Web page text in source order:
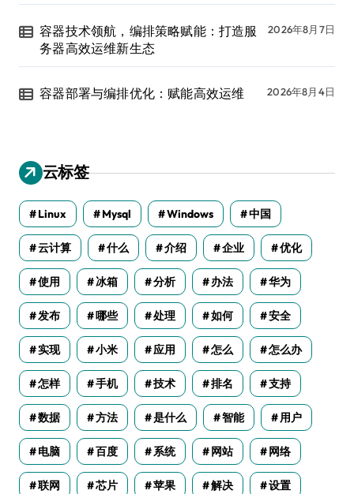
容器技术领航，编排策略赋能：打造服
务器高效运维新生态
2026年8月7日
容器部署与编排优化：赋能高效运维 2026年8月4日
云标签
Linux Mysql Windows 中国
云计算 什么 介绍 企业 优化
使用 冰箱 分析 办法 华为
发布 哪些 处理 如何 安全
实现 小米 应用 怎么 怎么办
怎样 手机 技术 排名 支持
数据 方法 是什么 智能 用户
电脑 百度 系统 网站 网络
联网 芯片 苹果 解决 设置